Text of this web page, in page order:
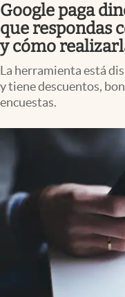
Google paga
que respondas
y cómo
La herramienta está
y tiene descuentos,
encuestas.